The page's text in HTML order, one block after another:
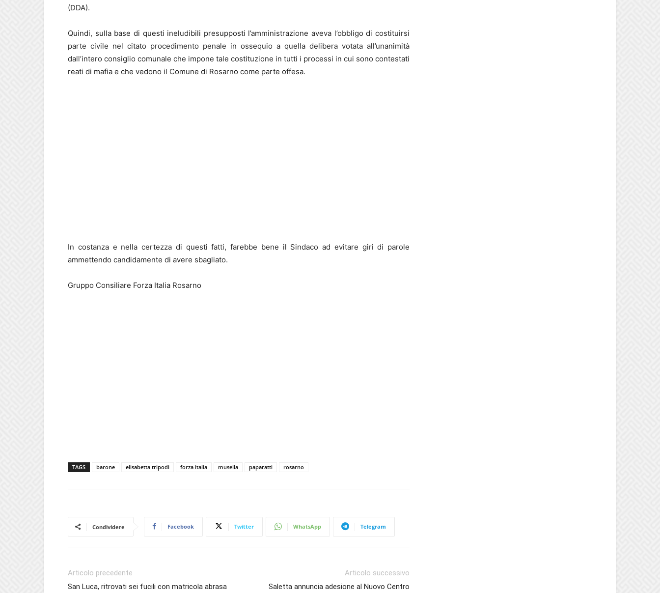
(DDA).
Quindi, sulla base di questi ineludibili presupposti l’amministrazione aveva l’obbligo di costituirsi
parte civile nel citato procedimento penale in ossequio a quella delibera votata all’unanimità
dall’intero consiglio comunale che impone tale costituzione in tutti i processi in cui sono contestati
reati di mafia e che vedono il Comune di Rosarno come parte offesa.
In costanza e nella certezza di questi fatti, farebbe bene il Sindaco ad evitare giri di parole
ammettendo candidamente di avere sbagliato.
Gruppo Consiliare Forza Italia Rosarno
TAGS barone elisabetta tripodi forza italia musella paparatti rosarno
Condividere Facebook Twitter WhatsApp Telegram
Articolo precedente
San Luca, ritrovati sei fucili con matricola abrasa
Articolo successivo
Saletta annuncia adesione al Nuovo Centro